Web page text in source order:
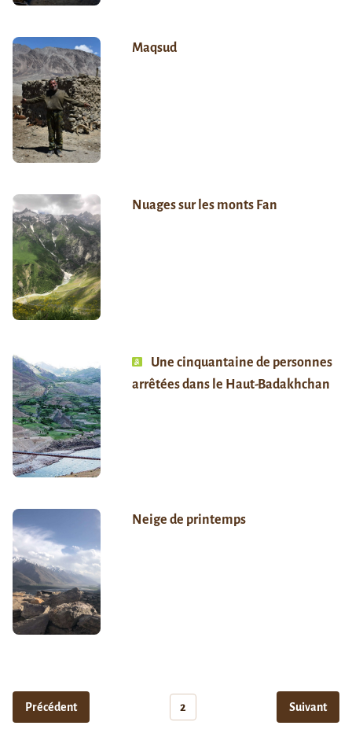
Maqsud
Nuages sur les monts Fan
Une cinquantaine de personnes
arrêtées dans le Haut-Badakhchan
Neige de printemps
Précédent 2 Suivant